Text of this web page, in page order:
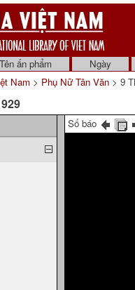
Tên ấn phẩm
Ngày
Nam > Phụ Nữ Tân Văn > 9
Số báo